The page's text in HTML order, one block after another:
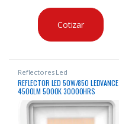
Cotizar
Reflectores Led
REFLECTOR LED 50W/850 LEDVANCE
4500LM 5000K 30000HRS
RECTANGULAR BLANCO